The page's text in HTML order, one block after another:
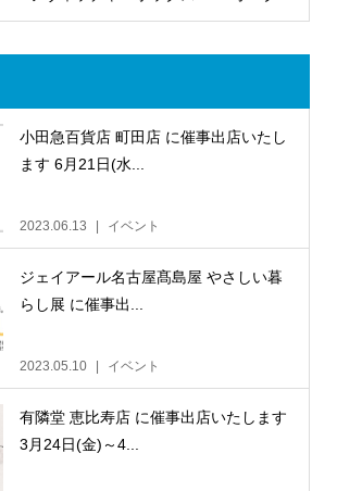
小田急百貨店 町田店 に催事出店いたし
ます 6月21日(水...
2023.06.13 イベント
ジェイアール名古屋髙島屋 やさしい暮
らし展 に催事出...
2023.05.10 イベント
有隣堂 恵比寿店 に催事出店いたします
3月24日(金)～4...